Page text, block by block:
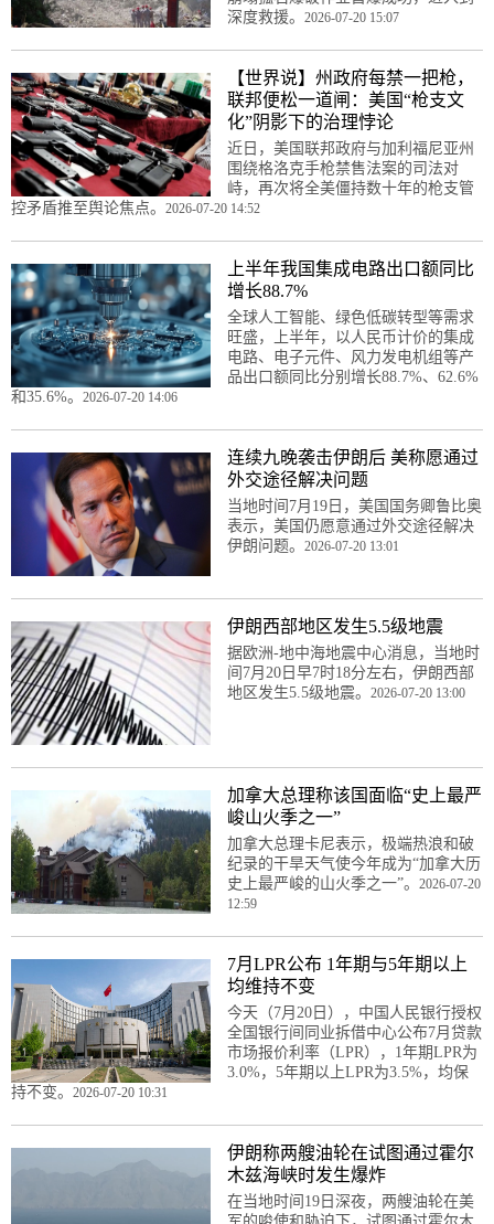
深度救援。 2026-07-20 15:07
【世界说】州政府每禁一把枪，
联邦便松一道闸：美国“枪支文
化”阴影下的治理悖论
近日，美国联邦政府与加利福尼亚州
围绕格洛克手枪禁售法案的司法对
峙，再次将全美僵持数十年的枪支管
控矛盾推至舆论焦点。 2026-07-20 14:52
上半年我国集成电路出口额同比
增长88.7%
全球人工智能、绿色低碳转型等需求
旺盛，上半年，以人民币计价的集成
电路、电子元件、风力发电机组等产
品出口额同比分别增长88.7%、62.6%
和35.6%。 2026-07-20 14:06
连续九晚袭击伊朗后 美称愿通过
外交途径解决问题
当地时间7月19日，美国国务卿鲁比奥
表示，美国仍愿意通过外交途径解决
伊朗问题。 2026-07-20 13:01
伊朗西部地区发生5.5级地震
据欧洲-地中海地震中心消息，当地时
间7月20日早7时18分左右，伊朗西部
地区发生5.5级地震。 2026-07-20 13:00
加拿大总理称该国面临“史上最严
峻山火季之一”
加拿大总理卡尼表示，极端热浪和破
纪录的干旱天气使今年成为“加拿大历
史上最严峻的山火季之一”。 2026-07-20
12:59
7月LPR公布 1年期与5年期以上
均维持不变
今天（7月20日），中国人民银行授权
全国银行间同业拆借中心公布7月贷款
市场报价利率（LPR），1年期LPR为
3.0%，5年期以上LPR为3.5%，均保
持不变。 2026-07-20 10:31
伊朗称两艘油轮在试图通过霍尔
木兹海峡时发生爆炸
在当地时间19日深夜，两艘油轮在美
军的唆使和胁迫下，试图通过霍尔木